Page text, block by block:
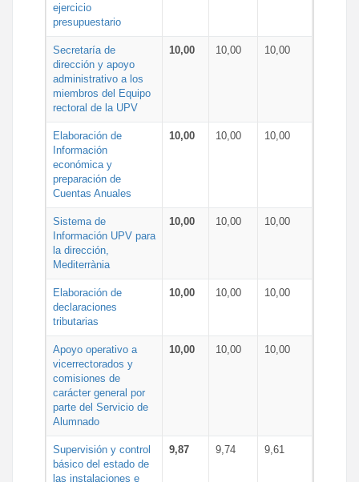
ejercicio
presupuestario
Secretaría de
dirección y apoyo
administrativo a los
miembros del Equipo
rectoral de la UPV
10,00 10,00 10,00
Elaboración de
Información
económica y
preparación de
Cuentas Anuales
10,00 10,00 10,00
Sistema de
Información UPV para
la dirección,
Mediterrània
10,00 10,00 10,00
Elaboración de
declaraciones
tributarias
10,00 10,00 10,00
Apoyo operativo a
vicerrectorados y
comisiones de
carácter general por
parte del Servicio de
Alumnado
10,00 10,00 10,00
Supervisión y control
básico del estado de
las instalaciones e
9,87 9,74 9,61